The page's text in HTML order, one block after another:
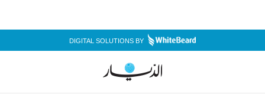
DIGITAL SOLUTIONS BY